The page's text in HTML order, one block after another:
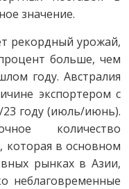
значение.
рекордный урожай,
больше, чем
году. Австралия
экспортером с
году (июль/июнь).
количество
которая в основном
рынках в Азии,
неблаговременные